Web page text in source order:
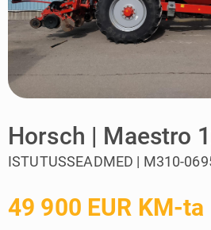
Horsch | Maestro
ISTUTUSSEADMED | M310-
49 900 EUR KM-ta